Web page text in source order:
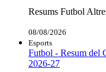
Resums Futbol
08/08/2026
Esports
Futbol - Resum del
2026-27